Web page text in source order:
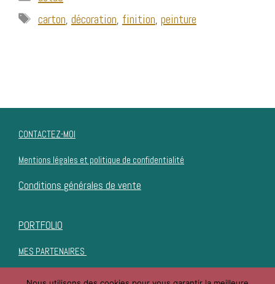
Étiquettes
carton, décoration, finition, peinture
CONTACTEZ-MOI
Mentions légales et politique de confidentialité
Conditions générales de vente
PORTFOLIO
MES PARTENAIRES